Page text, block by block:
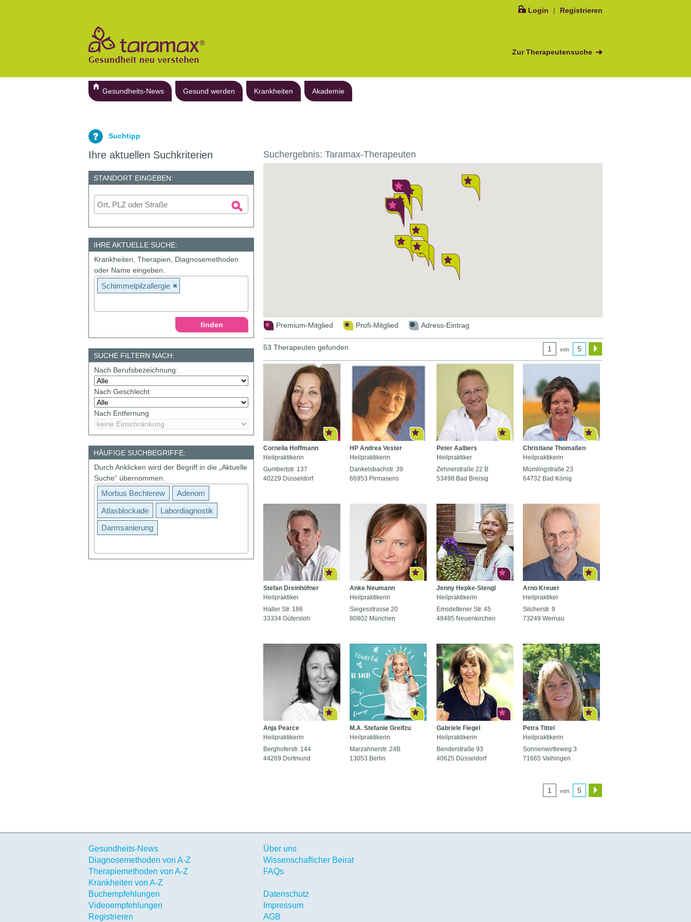
Login | Registrieren
Zur Therapeutensuche
Gesundheits-News Gesund werden Krankheiten Akademie
Suchtipp
Ihre aktuellen Suchkriterien
STANDORT EINGEBEN:
IHRE AKTUELLE SUCHE:
Krankheiten, Therapien, Diagnosemethoden
oder Name eingeben.
Schimmelpilzallergie
SUCHE FILTERN NACH:
Nach Berufsbezeichnung:
Nach Geschlecht
Nach Entfernung
HÄUFIGE SUCHBEGRIFFE:
Durch Anklicken wird der Begriff in die „Aktuelle
Suche“ übernommen.
Morbus Bechterew
Adenom
Atlasblockade
Labordiagnostik
Darmsanierung
Suchergebnis: Taramax-Therapeuten
Premium-Mitglied Profi-Mitglied Adress-Eintrag
53 Therapeuten gefunden 1 von 5
Cornelia Hoffmann
Heilpraktikerin
Gumbertstr. 137
40229 Düsseldorf
HP Andrea Vester
Heilpraktikerin
Dankelsbachstr. 39
66953 Pirmasens
Peter Aalbers
Heilpraktiker
Zehnerstraße 22 B
53498 Bad Breisig
Christiane Thomaßen
Heilpraktikerin
Mümlingstraße 23
64732 Bad König
Stefan Dreinhöfner
Heilpraktiker
Haller Str. 186
33334 Gütersloh
Anke Neumann
Heilpraktikerin
Siegesstrasse 20
80802 München
Jenny Hepke-Stengl
Heilpraktikerin
Emsdettener Str. 45
48485 Neuenkirchen
Arno Kreuer
Heilpraktiker
Silcherstr. 9
73249 Wernau
Anja Pearce
Heilpraktikerin
Berghoferstr. 144
44269 Dortmund
M.A. Stefanie Greifzu
Heilpraktikerin
Marzahnerstr. 24B
13053 Berlin
Gabriele Fiegel
Heilpraktikerin
Benderstraße 93
40625 Düsseldorf
Petra Tittel
Heilpraktikerin
Sonnenwirtleweg 3
71665 Vaihingen
1 von 5
Gesundheits-News
Diagnosemethoden von A-Z
Therapiemethoden von A-Z
Krankheiten von A-Z
Buchempfehlungen
Videoempfehlungen
Registrieren
Über uns
Wissenschaflicher Beirat
FAQs
Datenschutz
Impressum
AGB